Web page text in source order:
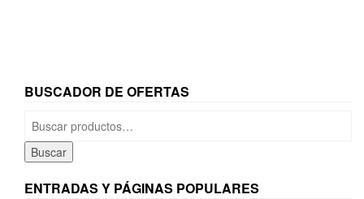
BUSCADOR DE OFERTAS
Buscar
por:
Buscar
ENTRADAS Y PÁGINAS POPULARES